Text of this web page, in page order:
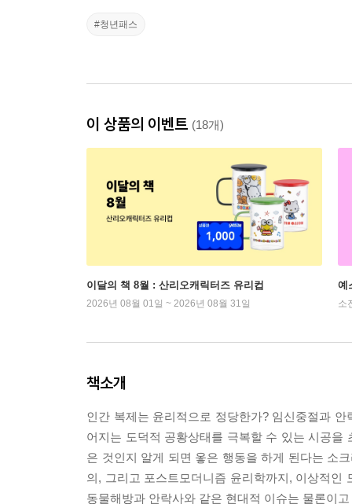
#청년패스
이 상품의 이벤트 (18개)
이달의 책 8월 : 산리오캐릭터즈 유리컵
2026년 08월 01일 ~ 2026년 08월 31일
예
소
책소개
인간 복제는 윤리적으로 정당한가? 임신중절과
어지는 도덕적 공황상태를 극복할 수 있는 시공
은 것인지 알게 되면 옿은 행동을 하게 된다는 소
의, 그리고 포스트모더니즘 윤리학까지, 이상적
동물해방과 안락사와 같은 현대적 이슈는 물론이